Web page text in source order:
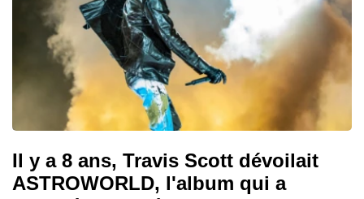
Il y a 8 ans, Travis Scott dévoilait
ASTROWORLD, l'album qui a